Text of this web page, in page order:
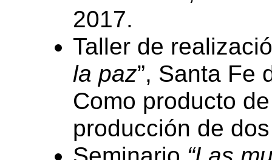
2017.
Taller de
la paz”, Santa Fe
Como producto
producción de